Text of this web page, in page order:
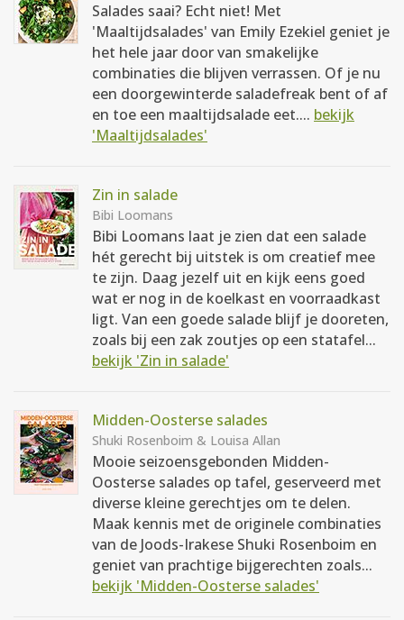
Salades saai? Echt niet! Met
'Maaltijdsalades' van Emily Ezekiel geniet je
het hele jaar door van smakelijke
combinaties die blijven verrassen. Of je nu
een doorgewinterde saladefreak bent of af
en toe een maaltijdsalade eet.... bekijk
'Maaltijdsalades'
Zin in salade
Bibi Loomans
Bibi Loomans laat je zien dat een salade
hét gerecht bij uitstek is om creatief mee
te zijn. Daag jezelf uit en kijk eens goed
wat er nog in de koelkast en voorraadkast
ligt. Van een goede salade blijf je dooreten,
zoals bij een zak zoutjes op een statafel...
bekijk 'Zin in salade'
Midden-Oosterse salades
Shuki Rosenboim & Louisa Allan
Mooie seizoensgebonden Midden-
Oosterse salades op tafel, geserveerd met
diverse kleine gerechtjes om te delen.
Maak kennis met de originele combinaties
van de Joods-Irakese Shuki Rosenboim en
geniet van prachtige bijgerechten zoals...
bekijk 'Midden-Oosterse salades'